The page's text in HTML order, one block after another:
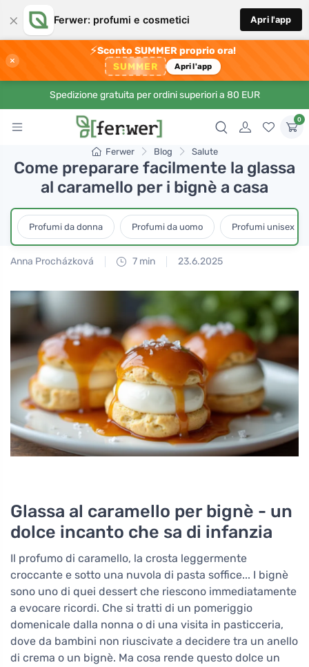
× Ferwer: profumi e cosmetici Apri l'app
×
⚡Sconto SUMMER proprio ora!
SUMMER Apri l'app
Spedizione gratuita per ordini superiori a 80 EUR
0
Ferwer Blog Salute
Come preparare facilmente la glassa
al caramello per i bignè a casa
Profumi da donna Profumi da uomo Profumi unisex
Anna Procházková 7 min 23.6.2025
Glassa al caramello per bignè - un
dolce incanto che sa di infanzia
Il profumo di caramello, la crosta leggermente
croccante e sotto una nuvola di pasta soffice... I bignè
sono uno di quei dessert che riescono immediatamente
a evocare ricordi. Che si tratti di un pomeriggio
domenicale dalla nonna o di una visita in pasticceria,
dove da bambini non riuscivate a decidere tra un anello
di crema o un bignè. Ma cosa rende questo dolce un